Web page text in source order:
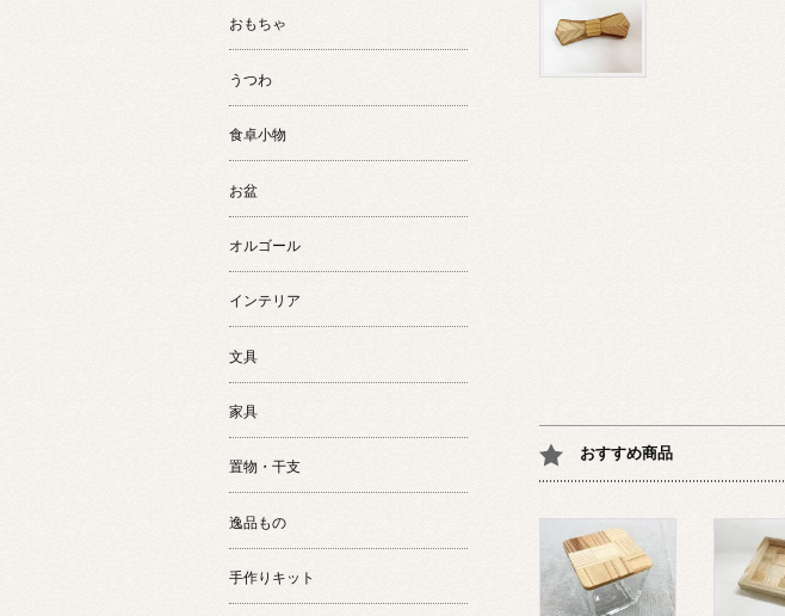
おすすめ商品
おもちゃ
うつわ
食卓小物
お盆
オルゴール
インテリア
文具
家具
置物・干支
逸品もの
手作りキット